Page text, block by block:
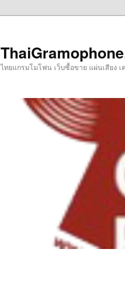
ไทยแกรมโมโฟน เว็บซื้อขาย แผ่นเสียง เ